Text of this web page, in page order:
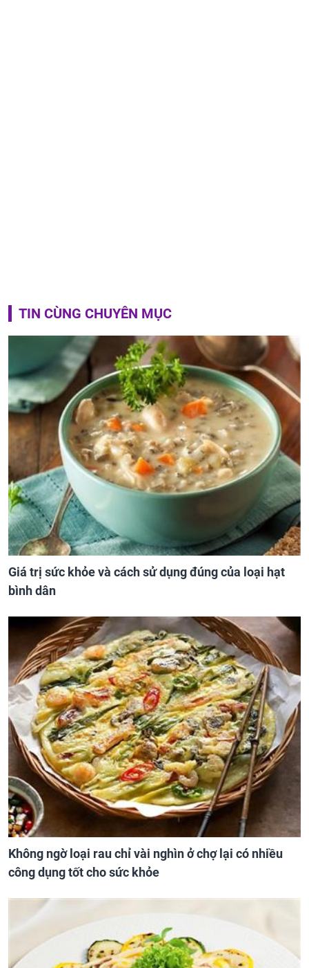
TIN CÙNG CHUYÊN MỤC
Giá trị sức khỏe và cách sử dụng đúng của loại hạt
bình dân
Không ngờ loại rau chỉ vài nghìn ở chợ lại có nhiều
công dụng tốt cho sức khỏe